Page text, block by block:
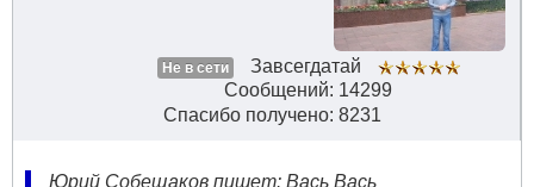
Не в сети
Завсегдатай
Сообщений: 14299
Спасибо получено: 8231
Юрий Собещаков пишет: Вась Вась